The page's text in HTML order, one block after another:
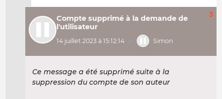
Compte supprimé à la demande de
l'utilisateur
14 juillet 2023 à 15:12:14 Simon
3
Ce message a été supprimé suite à la
suppression du compte de son auteur